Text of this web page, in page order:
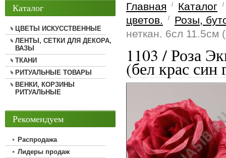
Главная
Каталог
цветов.
Розы,
неткан. 6сл 11.5см
1103 / Роза
(бел крас син
Каталог
ЦВЕТЫ ИСКУССТВЕННЫЕ
ЛЕНТЫ, СЕТКИ ДЛЯ ДЕКОРА,
ВАЗЫ
ТКАНИ
РИТУАЛЬНЫЕ ТОВАРЫ
ВЕНКИ, КОРЗИНЫ
РИТУАЛЬНЫЕ
Рекомендуем
Распродажа
Лидеры продаж